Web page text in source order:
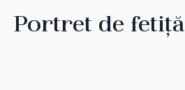
Portret de fetiță